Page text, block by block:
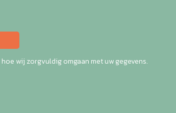
hoe wij zorgvuldig omgaan met uw gegevens.